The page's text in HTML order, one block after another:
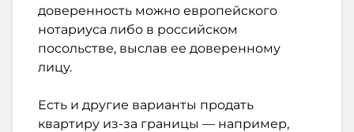
доверенность можно европейского
нотариуса либо в российском
посольстве, выслав ее доверенному
лицу.
Есть и другие варианты продать
квартиру из-за границы — например,